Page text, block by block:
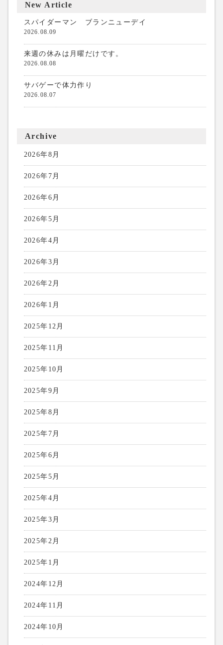
New Article
スパイダーマン ブランニューデイ
2026.08.09
来週の休みは月曜だけです。
2026.08.08
サバゲーで体力作り
2026.08.07
Archive
2026年8月
2026年7月
2026年6月
2026年5月
2026年4月
2026年3月
2026年2月
2026年1月
2025年12月
2025年11月
2025年10月
2025年9月
2025年8月
2025年7月
2025年6月
2025年5月
2025年4月
2025年3月
2025年2月
2025年1月
2024年12月
2024年11月
2024年10月